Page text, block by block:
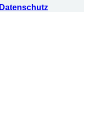
Datenschutz